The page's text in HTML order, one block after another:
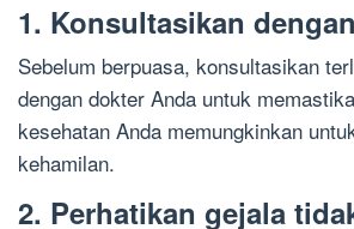
1. Konsultasikan
Sebelum berpuasa, konsultasikan
dengan dokter Anda untuk
kesehatan Anda memungkinkan
kehamilan.
2. Perhatikan gejala